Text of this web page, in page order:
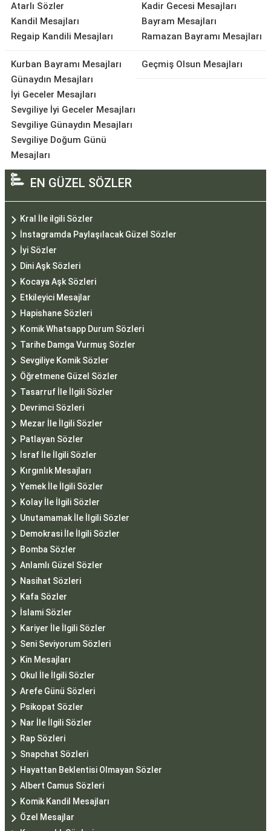
Atarlı Sözler
Kandil Mesajları
Regaip Kandili Mesajları
Kadir Gecesi Mesajları
Bayram Mesajları
Ramazan Bayramı Mesajları
Kurban Bayramı Mesajları
Günaydın Mesajları
İyi Geceler Mesajları
Sevgiliye İyi Geceler Mesajları
Sevgiliye Günaydın Mesajları
Sevgiliye Doğum Günü
Mesajları
Geçmiş Olsun Mesajları
EN GÜZEL SÖZLER
Kral İle ilgili Sözler
İnstagramda Paylaşılacak Güzel Sözler
İyi Sözler
Dini Aşk Sözleri
Kocaya Aşk Sözleri
Etkileyici Mesajlar
Hapishane Sözleri
Komik Whatsapp Durum Sözleri
Tarihe Damga Vurmuş Sözler
Sevgiliye Komik Sözler
Öğretmene Güzel Sözler
Tasarruf İle İlgili Sözler
Devrimci Sözleri
Mezar İle İlgili Sözler
Patlayan Sözler
İsraf İle İlgili Sözler
Kırgınlık Mesajları
Yemek İle İlgili Sözler
Kolay İle İlgili Sözler
Unutamamak İle İlgili Sözler
Demokrasi İle İlgili Sözler
Bomba Sözler
Anlamlı Güzel Sözler
Nasihat Sözleri
Kafa Sözler
İslami Sözler
Kariyer İle İlgili Sözler
Seni Seviyorum Sözleri
Kin Mesajları
Okul İle İlgili Sözler
Arefe Günü Sözleri
Psikopat Sözler
Nar İle İlgili Sözler
Rap Sözleri
Snapchat Sözleri
Hayattan Beklentisi Olmayan Sözler
Albert Camus Sözleri
Komik Kandil Mesajları
Özel Mesajlar